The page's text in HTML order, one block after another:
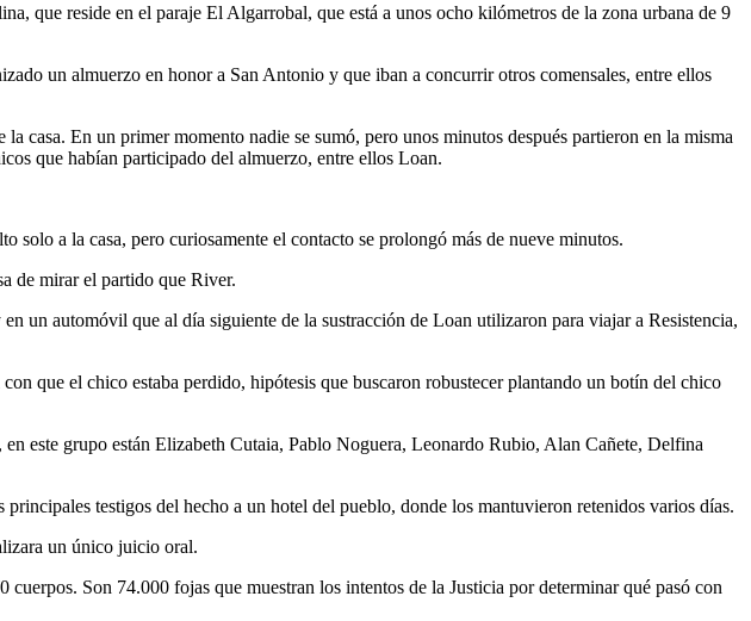
que reside en el paraje El Algarrobal, que está a unos ocho kilómetros de la zona urbana de 9
un almuerzo en honor a San Antonio y que iban a concurrir otros comensales, entre ellos
casa. En un primer momento nadie se sumó, pero unos minutos después partieron en la misma
que habían participado del almuerzo, entre ellos Loan.
solo a la casa, pero curiosamente el contacto se prolongó más de nueve minutos.
de mirar el partido que River.
un automóvil que al día siguiente de la sustracción de Loan utilizaron para viajar a Resistencia,
que el chico estaba perdido, hipótesis que buscaron robustecer plantando un botín del chico
este grupo están Elizabeth Cutaia, Pablo Noguera, Leonardo Rubio, Alan Cañete, Delfina
testigos del hecho a un hotel del pueblo, donde los mantuvieron retenidos varios días.
un único juicio oral.
Son 74.000 fojas que muestran los intentos de la Justicia por determinar qué pasó con